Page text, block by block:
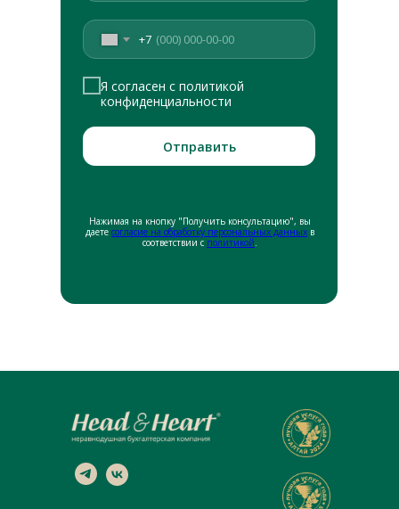
Нажимая на кнопку "Получить консультацию", вы
даете согласие на обработку персональных данных в
соответствии с политикой.
+7
Я согласен с политикой
конфиденциальности
Отправить